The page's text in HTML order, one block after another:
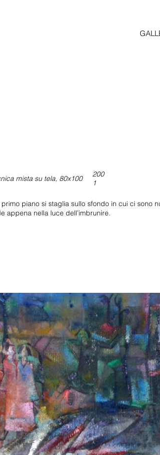
mista su tela, 80x100
200
1
piano si staglia sullo sfondo in cui ci sono
appena nella luce dell’imbrunire.